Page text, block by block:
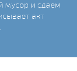
мусор и сдаем
акт